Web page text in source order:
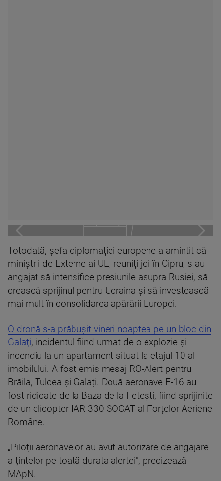
Totodată, şefa diplomaţiei europene a amintit că
miniştrii de Externe ai UE, reuniţi joi în Cipru, s-au
angajat să intensifice presiunile asupra Rusiei, să
crească sprijinul pentru Ucraina şi să investească
mai mult în consolidarea apărării Europei.
O dronă s-a prăbuşit vineri noaptea pe un bloc din
Galaţi, incidentul fiind urmat de o explozie şi
incendiu la un apartament situat la etajul 10 al
imobilului. A fost emis mesaj RO-Alert pentru
Brăila, Tulcea și Galați. Două aeronave F-16 au
fost ridicate de la Baza de la Fetești, fiind sprijinite
de un elicopter IAR 330 SOCAT al Forțelor Aeriene
Române.
„Piloții aeronavelor au avut autorizare de angajare
a țintelor pe toată durata alertei", precizează
MApN.